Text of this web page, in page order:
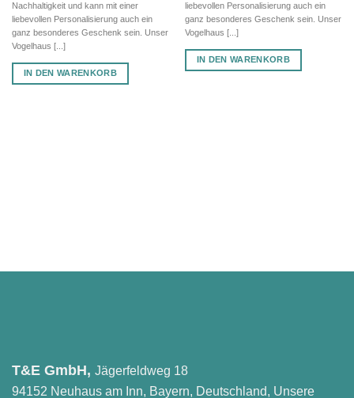
Nachhaltigkeit und kann mit einer
liebevollen Personalisierung auch ein
ganz besonderes Geschenk sein. Unser
Vogelhaus [...]
IN DEN WARENKORB
liebevollen Personalisierung auch ein
ganz besonderes Geschenk sein. Unser
Vogelhaus [...]
IN DEN WARENKORB
T&E GmbH, Jägerfeldweg 18
94152 Neuhaus am Inn, Bayern, Deutschland, Unsere